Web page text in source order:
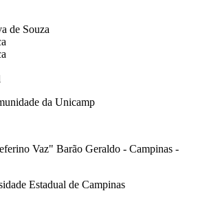
de Souza
da Unicamp
Vaz" Barão Geraldo - Campinas -
Estadual de Campinas